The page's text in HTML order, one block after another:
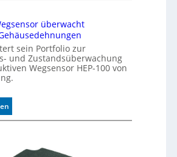
m
i
t
2
0
u
n
4
überwacht
sein Portfolio zur
und Zustandsüberwachung
Wegsensor HEP-100 von
I